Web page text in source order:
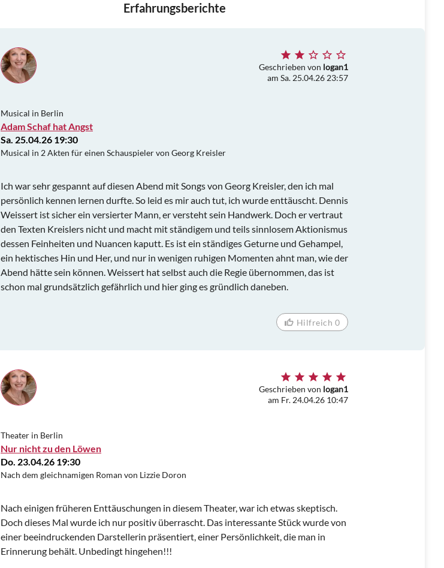
Erfahrungsberichte
Geschrieben von logan1
am Sa. 25.04.26 23:57
Musical in Berlin
Adam Schaf hat Angst
Sa. 25.04.26 19:30
Musical in 2 Akten für einen Schauspieler von Georg Kreisler
Ich war sehr gespannt auf diesen Abend mit Songs von Georg Kreisler, den ich mal
persönlich kennen lernen durfte. So leid es mir auch tut, ich wurde enttäuscht. Dennis
Weissert ist sicher ein versierter Mann, er versteht sein Handwerk. Doch er vertraut
den Texten Kreislers nicht und macht mit ständigem und teils sinnlosem Aktionismus
dessen Feinheiten und Nuancen kaputt. Es ist ein ständiges Geturne und Gehampel,
ein hektisches Hin und Her, und nur in wenigen ruhigen Momenten ahnt man, wie der
Abend hätte sein können. Weissert hat selbst auch die Regie übernommen, das ist
schon mal grundsätzlich gefährlich und hier ging es gründlich daneben.
Hilfreich 0
Geschrieben von logan1
am Fr. 24.04.26 10:47
Theater in Berlin
Nur nicht zu den Löwen
Do. 23.04.26 19:30
Nach dem gleichnamigen Roman von Lizzie Doron
Nach einigen früheren Enttäuschungen in diesem Theater, war ich etwas skeptisch.
Doch dieses Mal wurde ich nur positiv überrascht. Das interessante Stück wurde von
einer beeindruckenden Darstellerin präsentiert, einer Persönlichkeit, die man in
Erinnerung behält. Unbedingt hingehen!!!